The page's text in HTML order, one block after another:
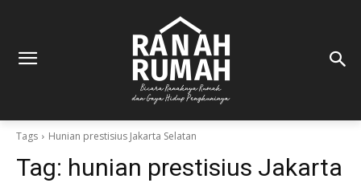
Tags Hunian prestisius Jakarta Selatan
Tag: hunian prestisius Jakarta